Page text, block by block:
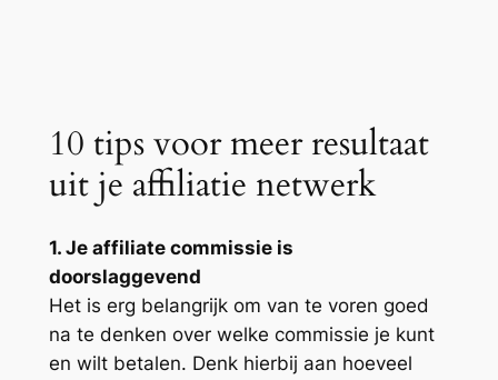
10 tips voor meer resultaat
uit je affiliatie netwerk
1. Je affiliate commissie is
doorslaggevend
Het is erg belangrijk om van te voren goed
na te denken over welke commissie je kunt
en wilt betalen. Denk hierbij aan hoeveel